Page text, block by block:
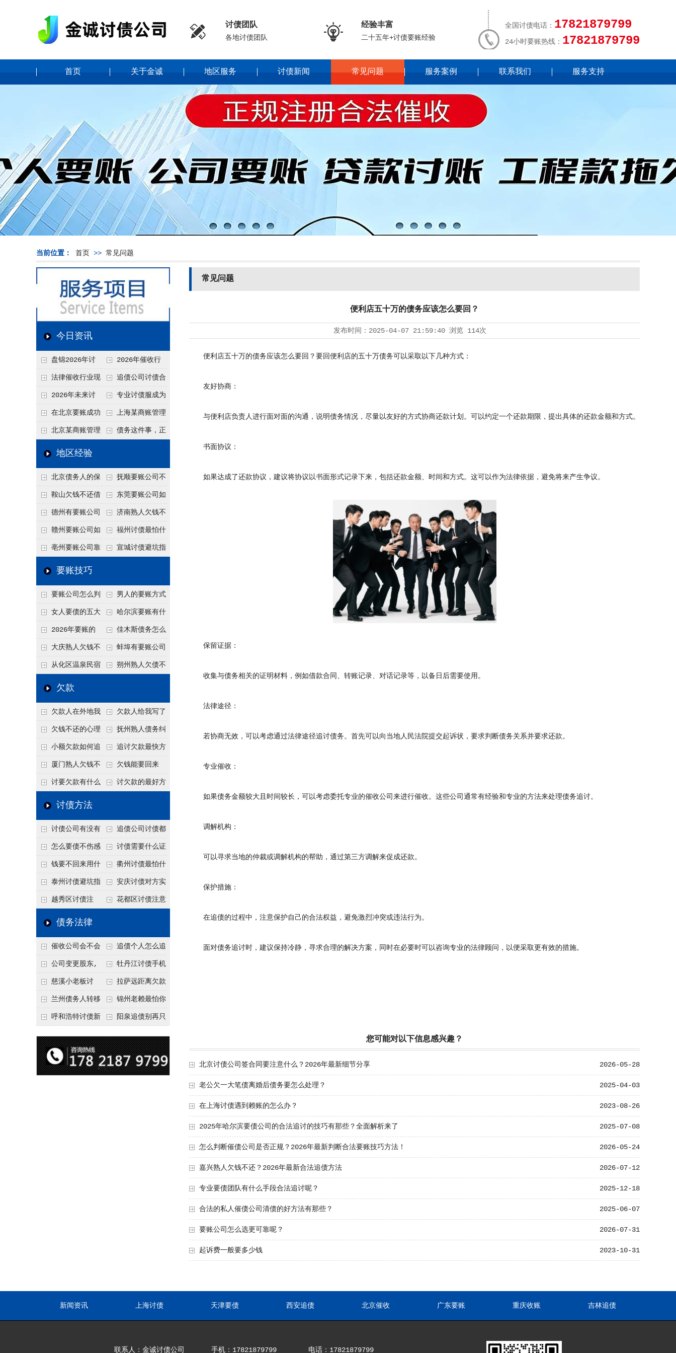
 讨债团队
各地讨债团队  经验丰富
二十五年+讨债要账经验
全国讨债电话： 17821879799
24小时要账热线： 17821879799
首页 关于金诚 地区服务 讨债新闻 常见问题 服务案例 联系我们 服务支持
当前位置： 首页 >> 常见问题
今日资讯
盘锦2026年讨
债新趋势
2026年催收行
业发展现状、竞争格
局及未来趋势分析
法律催收行业现
状、合规痛点与未来
发展趋势深度解析
追债公司讨债合
法方法总结
2026年未来讨
债要账公司发展趋势
专业讨债服成为
2026年的发展趋势
在北京要账成功
率高吗？未来追账公
司发展趋势引发行业
上海某商账管理
机构聚焦合规服务
北京某商账管理
服务机构持续提升合
力企业化解应收账款
难题
债务这件事，正
地区经验
北京债务人的保
证人能不能找？担保
人的连带责任怎么追
抚顺要账公司不
敢透漏的追回方法是
什么？
鞍山欠钱不还借
口太多？2026年这3
句反问话术，直接把
他后路堵死
东莞要账公司如
何有效要账讨债？20
26年合法追债经验总
结！
德州有要账公司
吗？如何合法讨债才
不沾风险？
济南熟人欠钱不
还？
赣州要账公司如
何有效讨债？合法追
债四步秘籍
福州讨债最怕什
么？2026年这两个关
亳州要账公司靠
谱吗？合法讨债四步
宣城讨债避坑指
回！
要账技巧
要账公司怎么判
断这个案子能不能
接？接案评估的标准
男人的要账方式
是什么呢？
女人要债的五大
绝招,轻松搞定
哈尔滨要账有什
么合法手段？2026年
最新追账方式总结！
2026年要账的
七个小方法
佳木斯债务怎么
追回呢？2026年成功
要账就用这2招
大庆熟人欠钱不
还躲猫猫？2026年这
个“诉前调解”成功率
蚌埠有要账公司
吗？2026年这3个方
从化区温泉民宿
老板借钱不还？2026
施压，立马主动结清
朔州熟人欠债不
死账变活
欠款
欠款人在外地我
在本地该怎么委托？
异地追款的委托流程
欠款人给我写了
还款计划书有用吗？
书面承诺的法律效力
欠钱不还的心理
是什么？读懂欠款人
的心态催收事半功倍
抚州熟人债务纠
纷咋办？这一招好开
口
小额欠款如何追
讨
追讨欠款最快方
法是什么？
厦门熟人欠钱不
还？2026年合法秘
欠钱能要回来
吗？
讨要欠款有什么
好办法
讨欠款的最好方
讨债方法
讨债公司有没有
行业协会？正规机构
的行业自律和认证
追债公司讨债都
有哪些手段
怎么要债不伤感
情？
讨债需要什么证
据
钱要不回来用什
么方法要回来
衢州讨债最怕什
么？2026年这两个关
键细节，做错就很难
泰州讨债避坑指
南：2026年这2个细
节不注意，钱很难要
安庆讨债对方实
在没钱咋办？
越秀区讨债注
意！没有借条只有微
把钱要回来
花都区讨债注意
节点”催收最有效
债务法律
催收公司会不会
给欠款人发律师函？
正规机构的函件服务
追债个人怎么追
回呢？2026年最新绝
招选择！
公司变更股东,
变更前的债权债务谁
承担
牡丹江讨债手机
搞定：2026年线上立
案追债全流程，足不
出户
慈溪小老板讨
债，2026年这2个本
地行业协会出面，比
拉萨远距离欠款
对方在牧区联系不
上，2026年委托当地
兰州债务人转移
财产后申请破产，20
要回来吗
锦州老赖最怕你
懂这1条，2026
罪”详解，能判刑
呼和浩特讨债新
函”催账为啥管用？
成本低见效快
阳泉追债别再只
类隐形财产（公积
金、保单）也能执行
常见问题
便利店五十万的债务应该怎么要回？
发布时间： 2025-04-07 21:59:40 浏览 114次
便利店五十万的债务应该怎么要回？要回便利店的五十万债务可以采取以下几种方式：
友好协商：
与便利店负责人进行面对面的沟通，说明债务情况，尽量以友好的方式协商还款计划。可以约定一个还款期限，提出具体的还款金额和方式。
书面协议：
如果达成了还款协议，建议将协议以书面形式记录下来，包括还款金额、时间和方式。这可以作为法律依据，避免将来产生争议。
保留证据：
收集与债务相关的证明材料，例如借款合同、转账记录、对话记录等，以备日后需要使用。
法律途径：
若协商无效，可以考虑通过法律途径追讨债务。首先可以向当地人民法院提交起诉状，要求判断债务关系并要求还款。
专业催收：
如果债务金额较大且时间较长，可以考虑委托专业的催收公司来进行催收。这些公司通常有经验和专业的方法来处理债务追讨。
调解机构：
可以寻求当地的仲裁或调解机构的帮助，通过第三方调解来促成还款。
保护措施：
在追债的过程中，注意保护自己的合法权益，避免激烈冲突或违法行为。
面对债务追讨时，建议保持冷静，寻求合理的解决方案，同时在必要时可以咨询专业的法律顾问，以便采取更有效的措施。
您可能对以下信息感兴趣？
2026-05-28
北京讨债公司签合同要注意什么？2026年最新细节分享
2025-04-03
老公欠一大笔债离婚后债务要怎么处理？
2023-08-26
在上海讨债遇到赖账的怎么办？
2025-07-08
2025年哈尔滨要债公司的合法追讨的技巧有那些？全面解析来了
2026-05-24
​怎么判断催债公司是否正规？2026年最新判断合法要账技巧方法！
2026-07-12
嘉兴熟人欠钱不还？2026年最新合法追债方法
2025-12-18
专业要债团队有什么手段合法追讨呢？
2025-06-07
合法的私人催债公司清债的好方法有那些？
2026-07-31
要账公司怎么选更可靠呢？
2023-10-31
起诉费一般要多少钱
新闻资讯 上海讨债 天津要债 西安追债 北京催收 广东要账 重庆收账 吉林追债
联系人：金诚讨债公司 手机：17821879799 电话：17821879799